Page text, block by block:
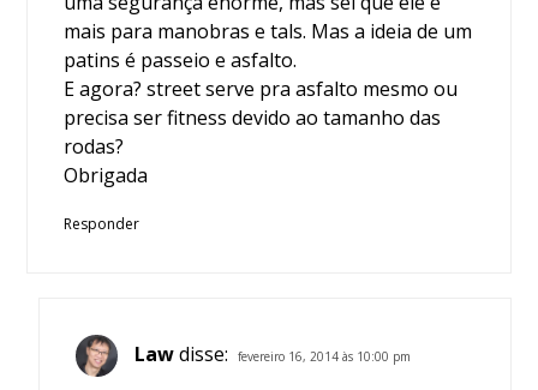
mais para manobras e tals. Mas a ideia de um
patins é passeio e asfalto.
E agora? street serve pra asfalto mesmo ou
precisa ser fitness devido ao tamanho das
rodas?
Obrigada
Responder
Law disse: fevereiro 16, 2014 às 10:00 pm